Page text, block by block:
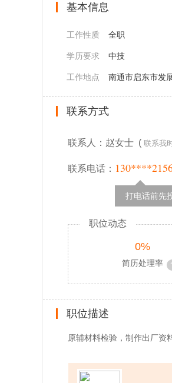
基本信息
工作性质 全职
学历要求 中技
工作地点 南通市启东市发
联系方式
联系人：赵女士 ( 联系我
联系电话：
打电话前先
职位动态
0%
简历处理率
职位描述
原辅材料检验，制作出厂资